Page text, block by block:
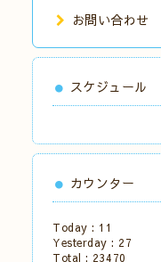
お問い合わせ
スケジュール
カウンター
Today : 11
Yesterday : 27
Total : 23470